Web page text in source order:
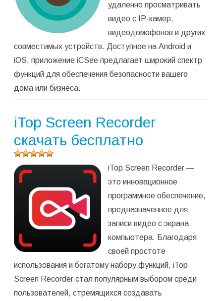
удаленно просматривать
видео с IP-камер,
видеодомофонов и других
совместимых устройств. Доступное на Android и
iOS, приложение iCSee предлагает широкий спектр
функций для обеспечения безопасности вашего
дома или бизнеса.
iTop Screen Recorder
скачать бесплатно
Оцените
программу
1
среднее:
5,00из 5)
iTop Screen Recorder —
это инновационное
программное обеспечение,
предназначенное для
записи видео с экрана
компьютера. Благодаря
своей простоте
использования и богатому набору функций, iTop
Screen Recorder стал популярным выбором среди
пользователей, стремящихся создавать